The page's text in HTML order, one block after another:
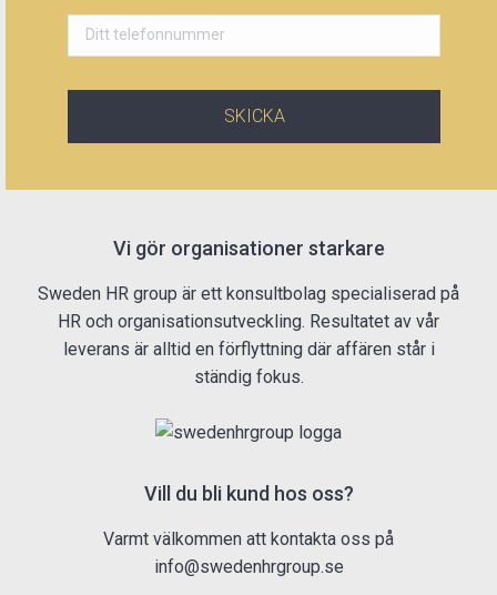
Vi gör organisationer starkare
Sweden HR group är ett konsultbolag specialiserad på
HR och organisationsutveckling. Resultatet av vår
leverans är alltid en förflyttning där affären står i
ständig fokus.
Vill du bli kund hos oss?
Varmt välkommen att kontakta oss på
info@swedenhrgroup.se